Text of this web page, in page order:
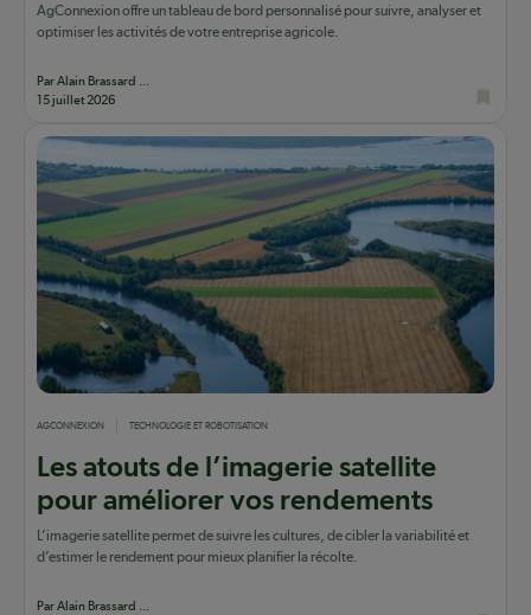
AgConnexion offre un tableau de bord personnalisé pour suivre, analyser et
optimiser les activités de votre entreprise agricole.
Par Alain Brassard ...
15 juillet 2026
AGCONNEXION TECHNOLOGIE ET ROBOTISATION
Les atouts de l’imagerie satellite
pour améliorer vos rendements
L’imagerie satellite permet de suivre les cultures, de cibler la variabilité et
d’estimer le rendement pour mieux planifier la récolte.
Par Alain Brassard ...